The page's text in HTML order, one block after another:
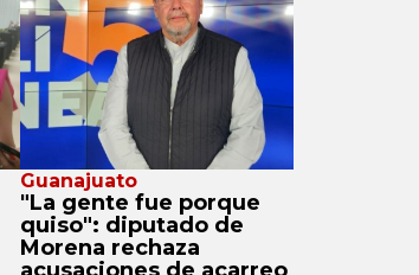
Guanajuato
"La gente fue porque
quiso": diputado de
Morena rechaza